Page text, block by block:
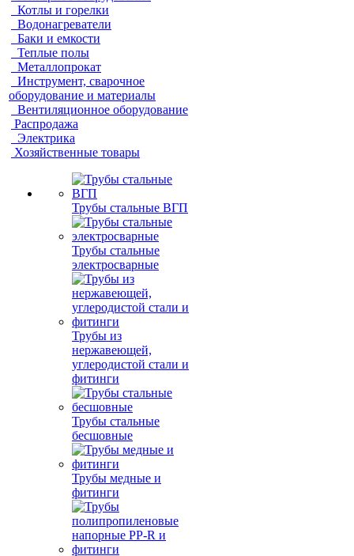
Котлы и горелки
Водонагреватели
Баки и емкости
Теплые полы
Металлопрокат
Инструмент, сварочное
оборудование и материалы
Вентиляционное оборудование
Распродажа
Электрика
Хозяйственные товары
Трубы стальные ВГП
Трубы стальные
электросварные
Трубы из
нержавеющей,
углеродистой стали и
фитинги
Трубы стальные
бесшовные
Трубы медные и
фитинги